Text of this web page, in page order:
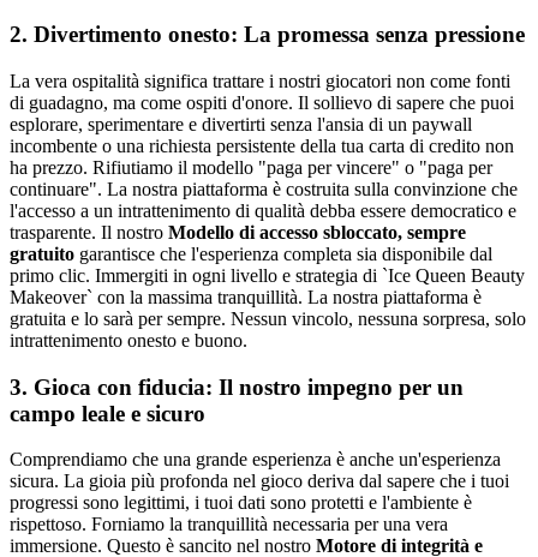
2. Divertimento onesto: La promessa senza pressione
La vera ospitalità significa trattare i nostri giocatori non come fonti
di guadagno, ma come ospiti d'onore. Il sollievo di sapere che puoi
esplorare, sperimentare e divertirti senza l'ansia di un paywall
incombente o una richiesta persistente della tua carta di credito non
ha prezzo. Rifiutiamo il modello "paga per vincere" o "paga per
continuare". La nostra piattaforma è costruita sulla convinzione che
l'accesso a un intrattenimento di qualità debba essere democratico e
trasparente. Il nostro Modello di accesso sbloccato, sempre
gratuito garantisce che l'esperienza completa sia disponibile dal
primo clic. Immergiti in ogni livello e strategia di `Ice Queen Beauty
Makeover` con la massima tranquillità. La nostra piattaforma è
gratuita e lo sarà per sempre. Nessun vincolo, nessuna sorpresa, solo
intrattenimento onesto e buono.
3. Gioca con fiducia: Il nostro impegno per un
campo leale e sicuro
Comprendiamo che una grande esperienza è anche un'esperienza
sicura. La gioia più profonda nel gioco deriva dal sapere che i tuoi
progressi sono legittimi, i tuoi dati sono protetti e l'ambiente è
rispettoso. Forniamo la tranquillità necessaria per una vera
immersione. Questo è sancito nel nostro Motore di integrità e